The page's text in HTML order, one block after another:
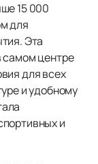
15 000
для
Эта
самом центре
для всех
и удобному
и